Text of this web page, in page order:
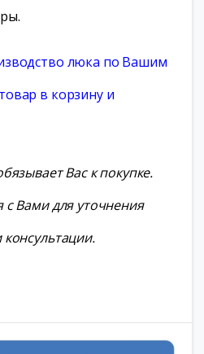
люка по Вашим
в корзину и
Вас к покупке.
с Вами для уточнения